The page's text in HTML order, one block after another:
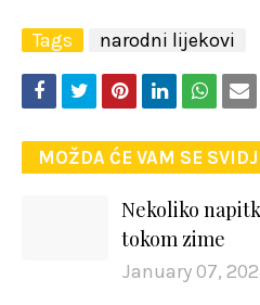
Tags narodni lijekovi
MOŽDA ĆE VAM SE
Nekoliko
tokom zime
January 07,